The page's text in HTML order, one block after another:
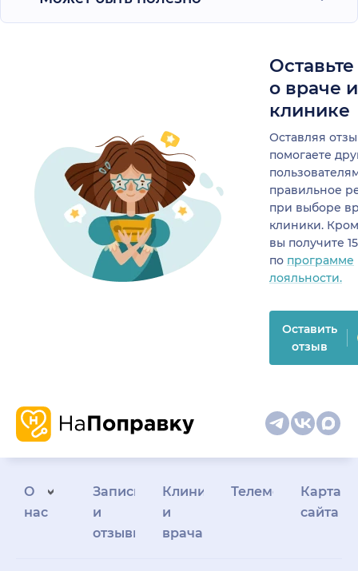
о враче
клинике
Оставляя
помогаете
правильное
при выборе
клиники.
вы получите
по программе
лояльности.
Оставить
отзыв
О
нас
Запись
и
отзывы
Клиникам
и
врачам
Телемедицина
Карта
сайта